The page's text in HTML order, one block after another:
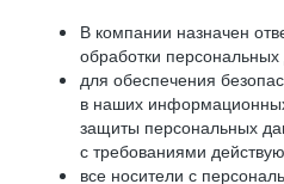
В компании назначен
обработки
для обеспечения
в наших
защиты персональных
с требованиями
все носители с